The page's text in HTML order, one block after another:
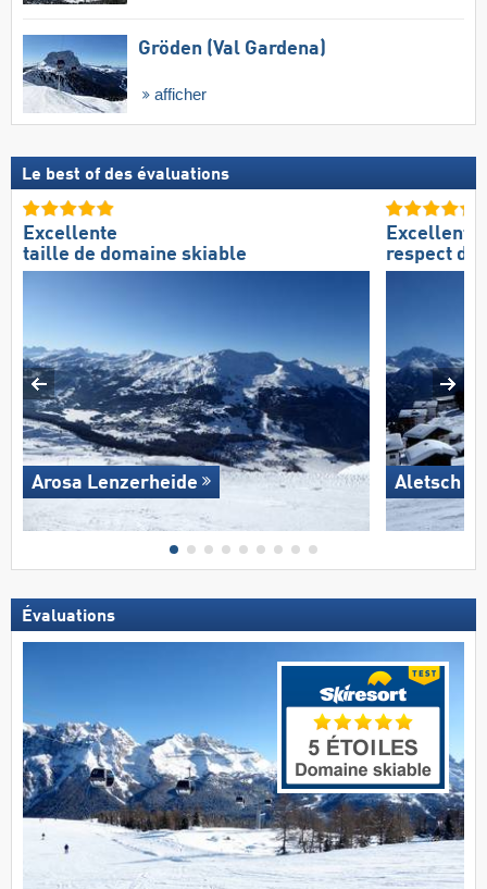
Gröden (Val Gardena)
afficher
Le best of des évaluations
Excellente
taille de domaine skiable
Arosa Lenzerheide
Excellent
respect de
Aletsch
Évaluations